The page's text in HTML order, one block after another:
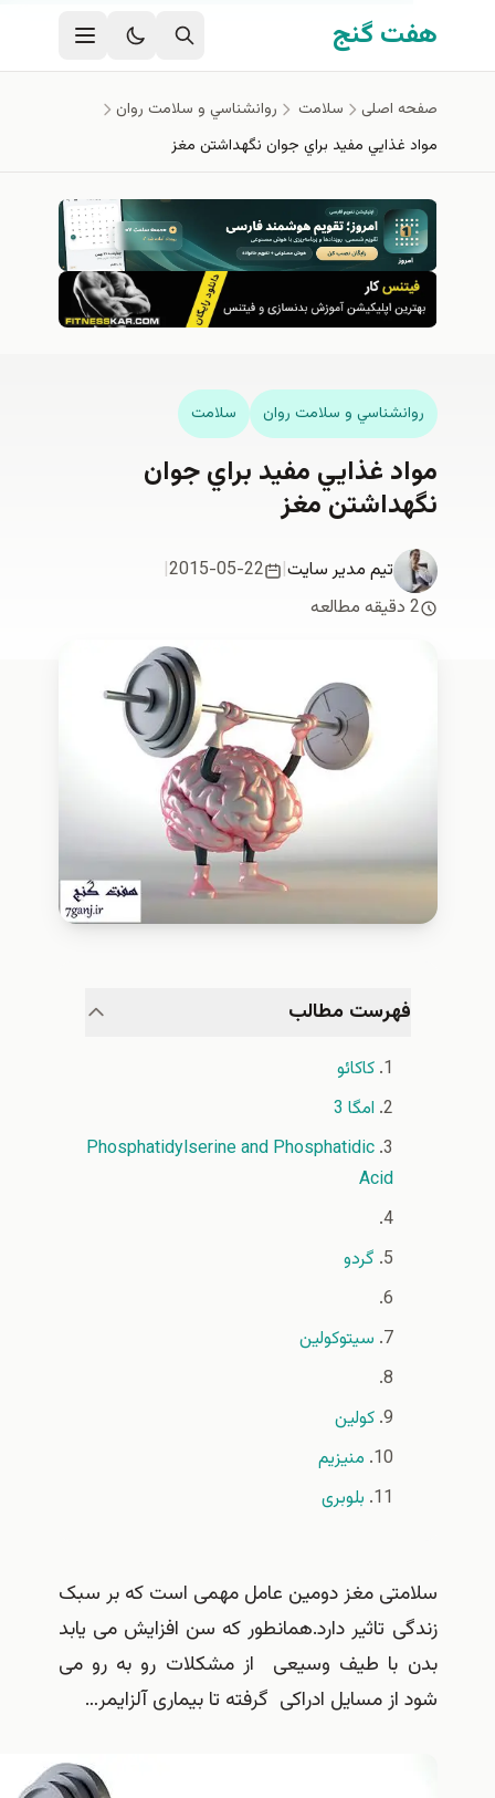
گنج
سلامت
روانشناسي و سلامت روان
غذايي مفيد براي جوان نگهداشتن مغز
و سلامت روان سلامت
غذايي مفيد براي جوان
مغز
تیم مدیر سایت |
2015-05-22
|
فهرست مطالب
Phosphatidylserine and Phosphatidic
سیتوکولین
مغز دومین عامل مهمی است که بر سبک
تاثیر دارد.همانطور که سن افزایش می یابد
با طیف وسیعی از مشکلات رو به رو می
از مسایل ادراکی گرفته تا بیماری آلزایمر…